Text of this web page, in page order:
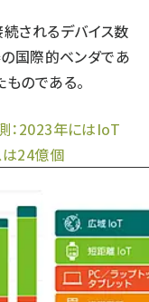
されるデバイス数
国際的ベンダであ
のである。
2023年にはIoT
は24億個